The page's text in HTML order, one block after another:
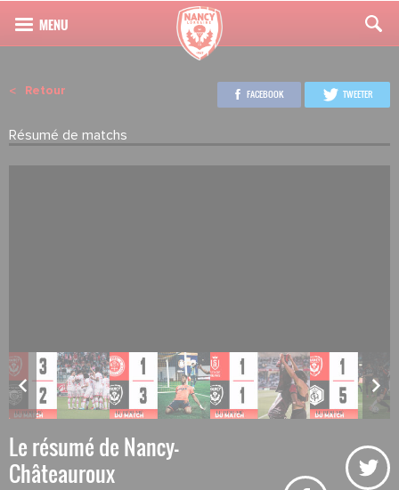
Retour
Résumé de matchs
FACEBOOK TWEETER
Le résumé de Nancy-
Châteauroux